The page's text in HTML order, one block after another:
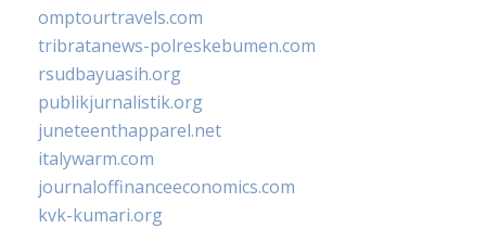
omptourtravels.com
tribratanews-polreskebumen.com
rsudbayuasih.org
publikjurnalistik.org
juneteenthapparel.net
italywarm.com
journaloffinanceeconomics.com
kvk-kumari.org